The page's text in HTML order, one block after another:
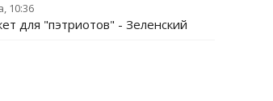
10:36
для "пэтриотов" - Зеленский